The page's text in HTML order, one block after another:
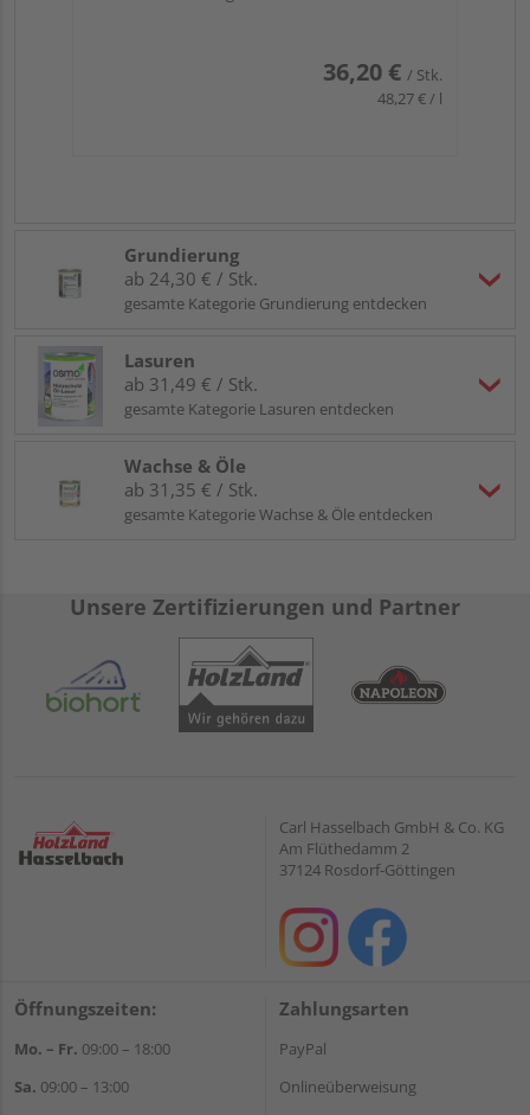
36,20 € / Stk.
48,27 € / l
Grundierung
ab 24,30 € / Stk.
gesamte Kategorie Grundierung entdecken
Lasuren
ab 31,49 € / Stk.
gesamte Kategorie Lasuren entdecken
Wachse & Öle
ab 31,35 € / Stk.
gesamte Kategorie Wachse & Öle entdecken
Unsere Zertifizierungen und Partner
Carl Hasselbach GmbH & Co. KG
Am Flüthedamm 2
37124 Rosdorf-Göttingen
Öffnungszeiten:
Mo. – Fr. 09:00 – 18:00
Sa. 09:00 – 13:00
Zahlungsarten
PayPal
Onlineüberweisung